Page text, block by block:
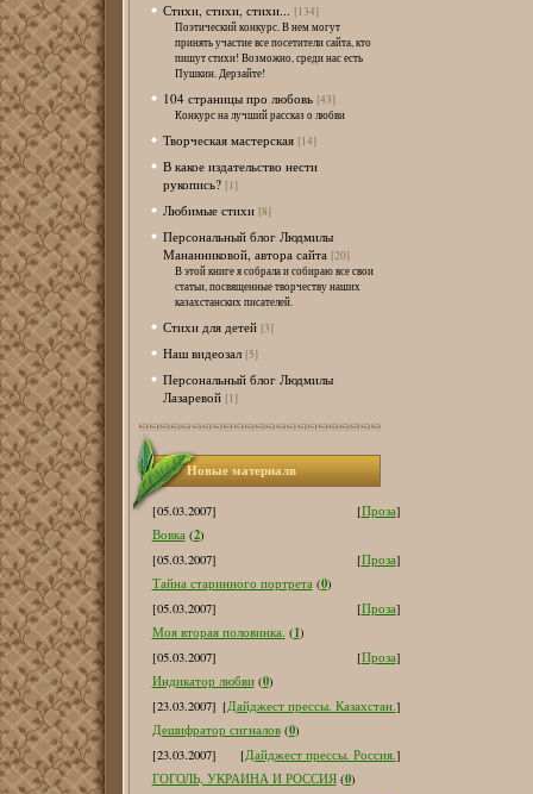
Стихи, стихи, стихи... [134]
Поэтический конкурс. В нем могут
принять участие все посетители сайта, кто
пишут стихи! Возможно, среди нас есть
Пушкин. Дерзайте!
104 страницы про любовь [43]
Конкурс на лучший рассказ о любви
Творческая мастерская [14]
В какое издательство нести
рукопись? [1]
Любимые стихи [8]
Персональный блог Людмилы
Мананниковой, автора сайта [20]
В этой книге я собрала и собираю все свои
статьи, посвященные творчеству наших
казахстанских писателей.
Стихи для детей [3]
Наш видеозал [5]
Персональный блог Людмилы
Лазаревой [1]
Новые материалв
[05.03.2007] [Проза]
Вовка (2)
[05.03.2007]
[Проза]
Тайна старинного портрета (0)
[05.03.2007]
[Проза]
Моя вторая половинка. (1)
[05.03.2007]
[Проза]
Индикатор любви (0)
[23.03.2007] [Дайджест прессы. Казахстан.]
Дешифратор сигналов (0)
[23.03.2007]
[Дайджест прессы. Россия.]
ГОГОЛЬ, УКРАИНА И РОССИЯ (0)